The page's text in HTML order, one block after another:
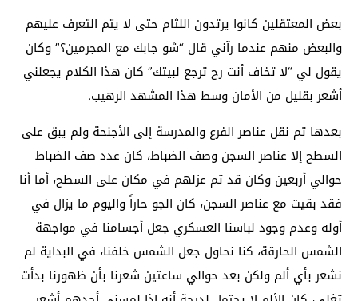
بعض المعتقلين كانوا يرتدون اللثام حتى لا يتم التعرف عليهم
والبعض منهم عندما رآني قال “شو جابك مع المجرمين؟” وكان
يقول لي “لا تخاف أنت رح ترجع لبيتك” كان هذا الكلام يجعلني
أشعر بقليل من الأمان وسط هذا المشهد الرهيب.
بعدها تم نقل عناصر الفرع والمدرسة إلى الأجنحة ولم يبق على
السطح إلا عناصر السجن وصف الضباط، كان عدد صف الضباط
حوالي أربعين وكان قد تم عزلهم في مكان على السطح، أما أنا
فقد بقيت مع عناصر السجن، كان الجو حاراً واليوم ما يزال في
أوله وعدم وجود لباسنا العسكري جعل أجسامنا في مواجهة
الشمس الحارقة، كنا نحاول جعل الشمس خلفنا، في البداية لم
نشعر بأي ألم ولكن بعد حوالي ساعتين شعرنا بأن ظهورنا بدأت